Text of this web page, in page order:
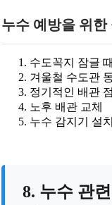
누수 예방을 위한
수도꼭지 잠글
겨울철 수도관
정기적인 배관
노후 배관 교체
누수 감지기 설치
8. 누수 관